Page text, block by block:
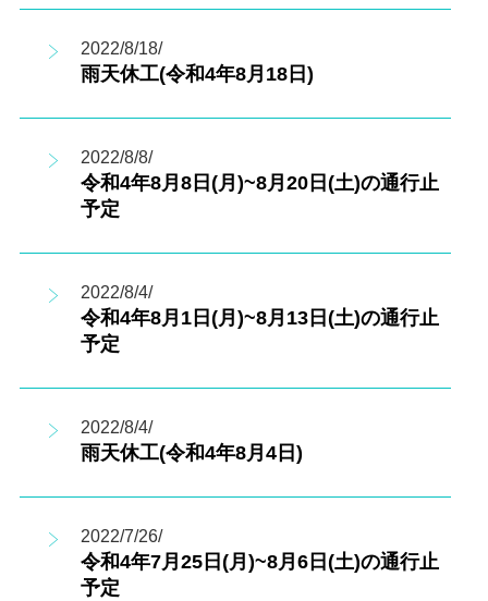
2022/8/18/
雨天休工(令和4年8月18日)
2022/8/8/
令和4年8月8日(月)~8月20日(土)の通行止
予定
2022/8/4/
令和4年8月1日(月)~8月13日(土)の通行止
予定
2022/8/4/
雨天休工(令和4年8月4日)
2022/7/26/
令和4年7月25日(月)~8月6日(土)の通行止
予定